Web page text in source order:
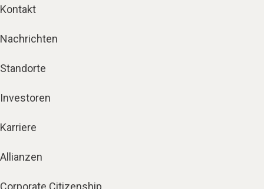
Kontakt
Nachrichten
Standorte
Investoren
Karriere
Allianzen
Corporate Citizenship